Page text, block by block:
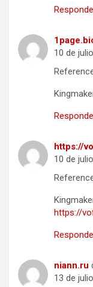
10 de
https://
10 de
https://
niann.ru
13 de